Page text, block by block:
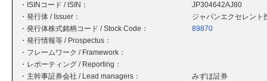
・ISINコード / ISIN：
JP304642AJ80
・発行体 / Issuer：
ジャパンエクセレント
・発行体株式銘柄コード / Stock Code：
89870
・発行情報等 / Prospectus：
・フレームワーク / Framework：
・レポーティング / Reporting：
・主幹事証券会社 / Lead managers：
みずほ証券